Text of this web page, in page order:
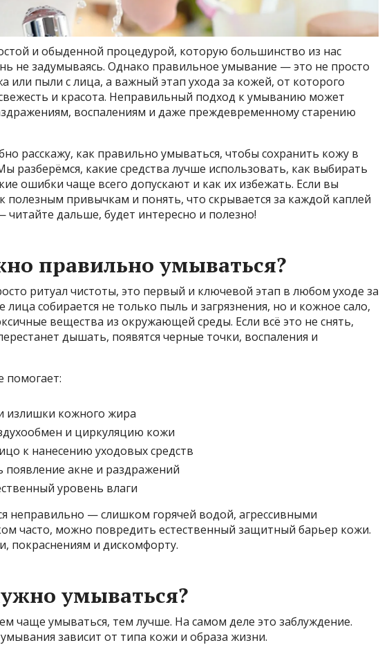
и обыденной процедурой, которую большинство из нас
не задумываясь. Однако правильное умывание — это не просто
или пыли с лица, а важный этап ухода за кожей, от которого
и красота. Неправильный подход к умыванию может
воспалениям и даже преждевременному старению
расскажу, как правильно умываться, чтобы сохранить кожу в
разберёмся, какие средства лучше использовать, как выбирать
ошибки чаще всего допускают и как их избежать. Если вы
полезным привычкам и понять, что скрывается за каждой каплей
дальше, будет интересно и полезно!
правильно умываться?
ритуал чистоты, это первый и ключевой этап в любом уходе за
лица собирается не только пыль и загрязнения, но и кожное сало,
вещества из окружающей среды. Если всё это не снять,
дышать, появятся черные точки, воспаления и
помогает:
излишки кожного жира
и циркуляцию кожи
к нанесению уходовых средств
появление акне и раздражений
уровень влаги
неправильно — слишком горячей водой, агрессивными
часто, можно повредить естественный защитный барьер кожи.
покраснениям и дискомфорту.
умываться?
чаще умываться, тем лучше. На самом деле это заблуждение.
зависит от типа кожи и образа жизни.